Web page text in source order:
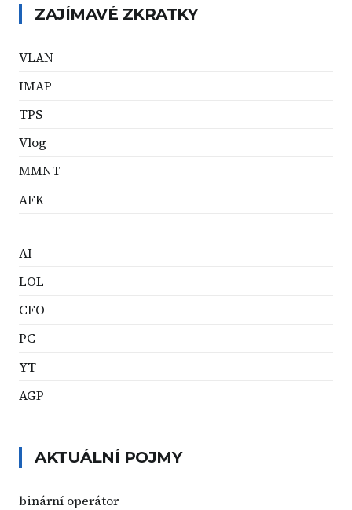
ZAJÍMAVÉ ZKRATKY
VLAN
IMAP
TPS
Vlog
MMNT
AFK
AI
LOL
CFO
PC
YT
AGP
AKTUÁLNÍ POJMY
binární operátor